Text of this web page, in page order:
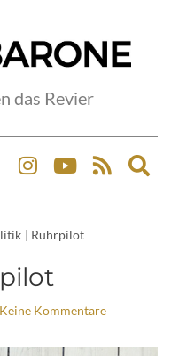
das Revier
| Ruhrpilot
Keine Kommentare